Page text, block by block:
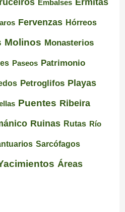
Embalses Ermitas
Fervenzas Hórreos
Molinos Monasterios
Paseos Patrimonio
Petroglifos Playas
Puentes Ribeira
Ruinas Rutas Río
Sarcófagos
Áreas